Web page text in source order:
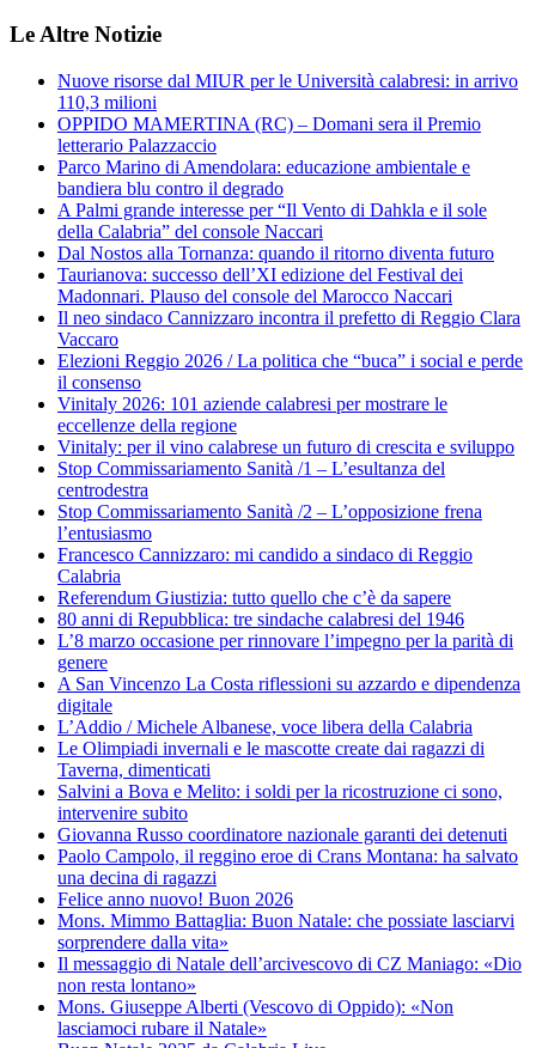
Le Altre Notizie
Nuove risorse dal MIUR per le Università calabresi: in arrivo
110,3 milioni
OPPIDO MAMERTINA (RC) – Domani sera il Premio
letterario Palazzaccio
Parco Marino di Amendolara: educazione ambientale e
bandiera blu contro il degrado
A Palmi grande interesse per “Il Vento di Dahkla e il sole
della Calabria” del console Naccari
Dal Nostos alla Tornanza: quando il ritorno diventa futuro
Taurianova: successo dell’XI edizione del Festival dei
Madonnari. Plauso del console del Marocco Naccari
Il neo sindaco Cannizzaro incontra il prefetto di Reggio Clara
Vaccaro
Elezioni Reggio 2026 / La politica che “buca” i social e perde
il consenso
Vinitaly 2026: 101 aziende calabresi per mostrare le
eccellenze della regione
Vinitaly: per il vino calabrese un futuro di crescita e sviluppo
Stop Commissariamento Sanità /1 – L’esultanza del
centrodestra
Stop Commissariamento Sanità /2 – L’opposizione frena
l’entusiasmo
Francesco Cannizzaro: mi candido a sindaco di Reggio
Calabria
Referendum Giustizia: tutto quello che c’è da sapere
80 anni di Repubblica: tre sindache calabresi del 1946
L’8 marzo occasione per rinnovare l’impegno per la parità di
genere
A San Vincenzo La Costa riflessioni su azzardo e dipendenza
digitale
L’Addio / Michele Albanese, voce libera della Calabria
Le Olimpiadi invernali e le mascotte create dai ragazzi di
Taverna, dimenticati
Salvini a Bova e Melito: i soldi per la ricostruzione ci sono,
intervenire subito
Giovanna Russo coordinatore nazionale garanti dei detenuti
Paolo Campolo, il reggino eroe di Crans Montana: ha salvato
una decina di ragazzi
Felice anno nuovo! Buon 2026
Mons. Mimmo Battaglia: Buon Natale: che possiate lasciarvi
sorprendere dalla vita»
Il messaggio di Natale dell’arcivescovo di CZ Maniago: «Dio
non resta lontano»
Mons. Giuseppe Alberti (Vescovo di Oppido): «Non
lasciamoci rubare il Natale»